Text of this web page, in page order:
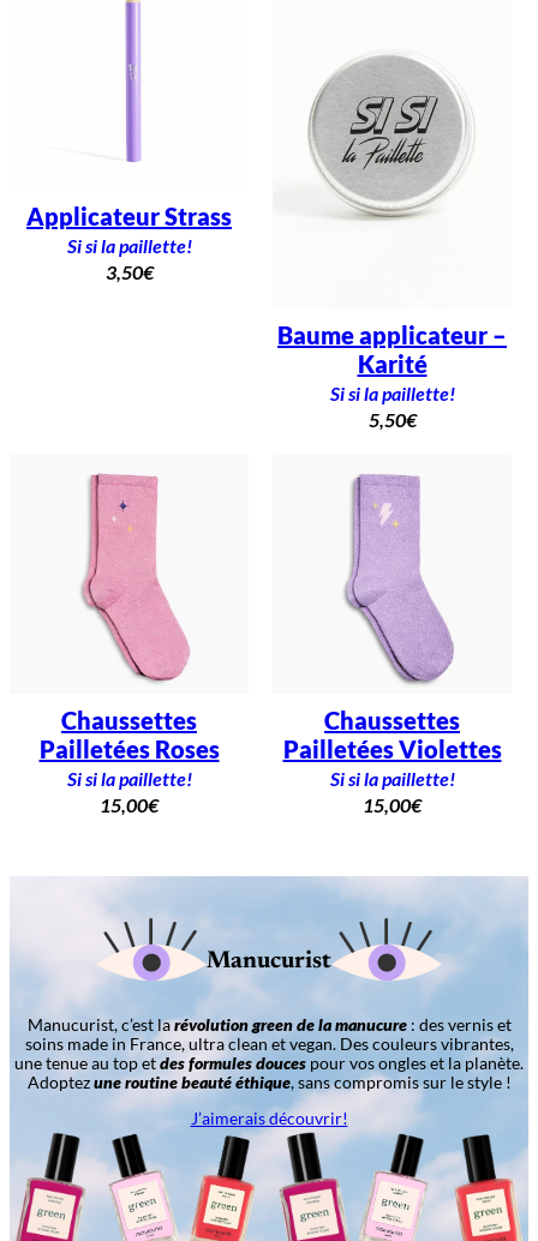
Applicateur Strass
Si si la paillette!
3,50€
Baume applicateur –
Karité
Si si la paillette!
5,50€
Chaussettes
Pailletées Roses
Si si la paillette!
15,00€
Chaussettes
Pailletées Violettes
Si si la paillette!
15,00€
Manucurist
Manucurist, c’est larévolution green de la manucure: des vernis et
soins made in France, ultra clean et vegan. Des couleurs vibrantes,
une tenue au top etdes formules douces pour vos ongles et la planète.
Adoptezune routine beauté éthique, sans compromis sur le style !
J’aimerais découvrir!